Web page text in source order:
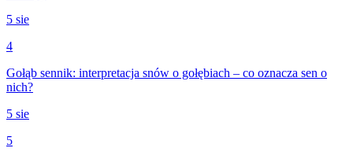
5 sie
4
Gołąb sennik: interpretacja snów o gołębiach – co oznacza sen o
nich?
5 sie
5